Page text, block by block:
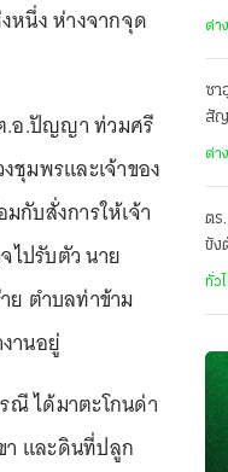
หนึ่ง ห่างจากจุด
.อ.ปัญญา ท่วมศรี
ชุมพรและเจ้าของ
กับสั่งการให้เจ้า
ปรับตัว นาย
ตำบลท่าข้าม
านอยู่
ณี ได้มาตะโกนด่า
า และดินที่ปลูก
อ
ต่า
ซ
สั
เ
ต่า
ตร
ขัง
อั
ทั่ว